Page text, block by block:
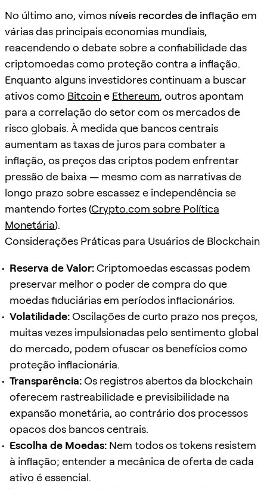
No último ano, vimos níveis recordes de inflação em
várias das principais economias mundiais,
reacendendo o debate sobre a confiabilidade das
criptomoedas como proteção contra a inflação.
Enquanto alguns investidores continuam a buscar
ativos como Bitcoine Ethereum, outros apontam
para a correlação do setor com os mercados de
risco globais. À medida que bancos centrais
aumentam as taxas de juros para combater a
inflação, os preços das criptos podem enfrentar
pressão de baixa — mesmo com as narrativas de
longo prazo sobre escassez e independência se
mantendo fortes (Crypto.com sobre Política
Monetária).
Considerações Práticas para Usuários de Blockchain
Reserva de Valor:Criptomoedas escassas podem
preservar melhor o poder de compra do que
moedas fiduciárias em períodos inflacionários.
Volatilidade:Oscilações de curto prazo nos preços,
muitas vezes impulsionadas pelo sentimento global
do mercado, podem ofuscar os benefícios como
proteção inflacionária.
Transparência:Os registros abertos da blockchain
oferecem rastreabilidade e previsibilidade na
expansão monetária, ao contrário dos processos
opacos dos bancos centrais.
Escolha de Moedas: Nem todos os tokens resistem
à inflação; entender a mecânica de oferta de cada
ativo é essencial.